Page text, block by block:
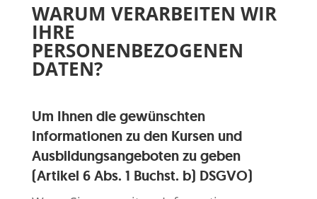
WARUM VERARBEITEN WIR
IHRE
PERSONENBEZOGENEN
DATEN?
Um Ihnen die gewünschten
Informationen zu den Kursen und
Ausbildungsangeboten zu geben
(Artikel 6 Abs. 1 Buchst. b) DSGVO)